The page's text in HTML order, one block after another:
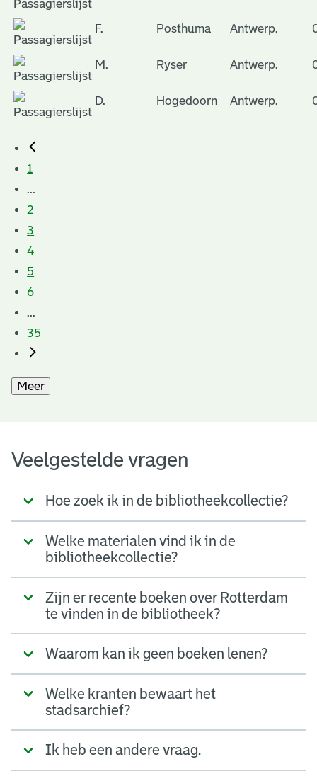
F. Posthuma Antwerp.
M. Ryser Antwerp.
D. Hogedoorn Antwerp.
1
...
2
3
4
5
6
...
35
Meer
Veelgestelde vragen
Hoe zoek ik in de bibliotheekcollectie?
Welke materialen vind ik in de
bibliotheekcollectie?
Zijn er recente boeken over Rotterdam
te vinden in de bibliotheek?
Waarom kan ik geen boeken lenen?
Welke kranten bewaart het
stadsarchief?
Ik heb een andere vraag.